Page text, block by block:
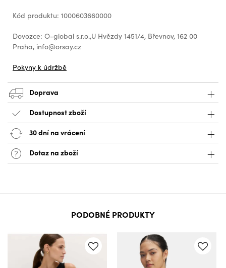
Kód produktu: 1000603660000
Dovozce: O-global s.r.o.,U Hvězdy 1451/4, Břevnov, 162 00
Praha, info@orsay.cz
Pokyny k údržbě
Doprava
Dostupnost zboží
30 dní na vrácení
Dotaz na zboží
PODOBNÉ PRODUKTY